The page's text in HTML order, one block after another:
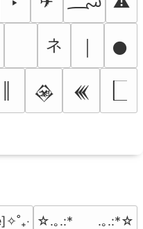
ネ 𒊹
𒊲 𒌍
☆.｡.:*　　.｡.:*☆